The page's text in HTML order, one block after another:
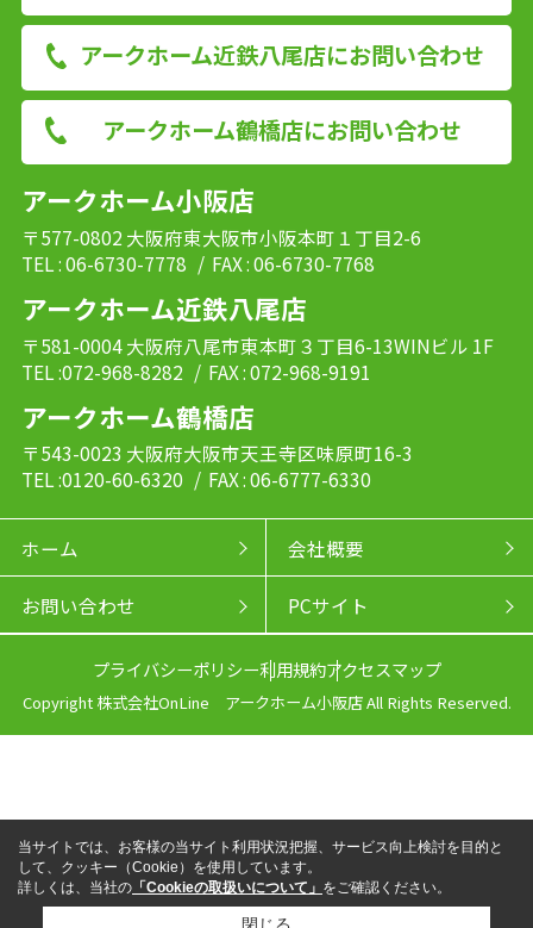
アークホーム近鉄八尾店にお問い合わせ
アークホーム鶴橋店にお問い合わせ
アークホーム小阪店
〒577-0802 大阪府東大阪市小阪本町１丁目2-6
TEL : 06-6730-7778 / FAX : 06-6730-7768
アークホーム近鉄八尾店
〒581-0004 大阪府八尾市東本町３丁目6-13WINビル 1F
TEL :072-968-8282 / FAX : 072-968-9191
アークホーム鶴橋店
〒543-0023 大阪府大阪市天王寺区味原町16-3
TEL :0120-60-6320 / FAX : 06-6777-6330
ホーム 会社概要
お問い合わせ PCサイト
プライバシーポリシー利用規約アクセスマップ
Copyright 株式会社OnLine アークホーム小阪店 All Rights Reserved.
当サイトでは、お客様の当サイト利用状況把握、サービス向上検討を目的と
して、クッキー（Cookie）を使用しています。
詳しくは、当社の 「Cookieの取扱いについて」 をご確認ください。